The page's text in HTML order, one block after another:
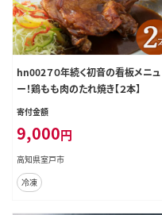
hn002７０年続く初音の看板メニュ
ー！鶏もも肉のたれ焼き【２本】
寄付金額
9,000円
高知県室戸市
冷凍